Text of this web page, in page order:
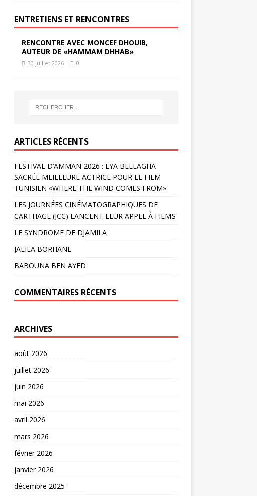
ENTRETIENS ET RENCONTRES
RENCONTRE AVEC MONCEF DHOUIB,
AUTEUR DE «HAMMAM DHHAB»
30 juillet 2026 0
ARTICLES RÉCENTS
FESTIVAL D’AMMAN 2026 : EYA BELLAGHA
SACRÉE MEILLEURE ACTRICE POUR LE FILM
TUNISIEN «WHERE THE WIND COMES FROM»
LES JOURNÉES CINÉMATOGRAPHIQUES DE
CARTHAGE (JCC) LANCENT LEUR APPEL À FILMS
LE SYNDROME DE DJAMILA
JALILA BORHANE
BABOUNA BEN AYED
COMMENTAIRES RÉCENTS
ARCHIVES
août 2026
juillet 2026
juin 2026
mai 2026
avril 2026
mars 2026
février 2026
janvier 2026
décembre 2025